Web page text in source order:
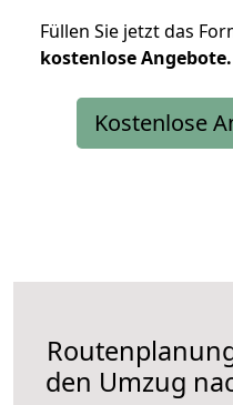
Füllen Sie jetzt das
kostenloseAngebote.
Kostenlose
den Umzug